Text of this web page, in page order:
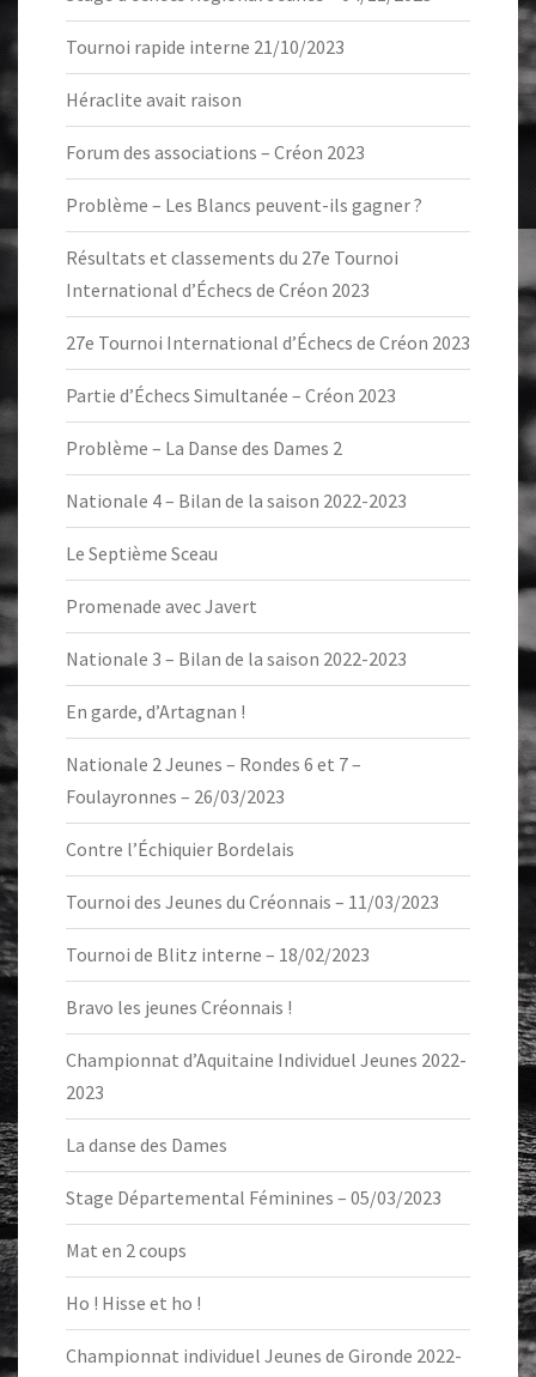
Tournoi rapide interne 21/10/2023
Héraclite avait raison
Forum des associations – Créon 2023
Problème – Les Blancs peuvent-ils gagner ?
Résultats et classements du 27e Tournoi
International d’Échecs de Créon 2023
27e Tournoi International d’Échecs de Créon 2023
Partie d’Échecs Simultanée – Créon 2023
Problème – La Danse des Dames 2
Nationale 4 – Bilan de la saison 2022-2023
Le Septième Sceau
Promenade avec Javert
Nationale 3 – Bilan de la saison 2022-2023
En garde, d’Artagnan !
Nationale 2 Jeunes – Rondes 6 et 7 –
Foulayronnes – 26/03/2023
Contre l’Échiquier Bordelais
Tournoi des Jeunes du Créonnais – 11/03/2023
Tournoi de Blitz interne – 18/02/2023
Bravo les jeunes Créonnais !
Championnat d’Aquitaine Individuel Jeunes 2022-
2023
La danse des Dames
Stage Départemental Féminines – 05/03/2023
Mat en 2 coups
Ho ! Hisse et ho !
Championnat individuel Jeunes de Gironde 2022-